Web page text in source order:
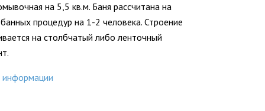
на 5,5 кв.м. Баня рассчитана на
процедур на 1-2 человека. Строение
на столбчатый либо ленточный